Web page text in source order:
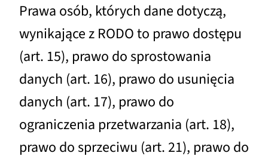
Prawa osób, których dane dotyczą,
wynikające z RODO to prawo dostępu
(art. 15), prawo do sprostowania
danych (art. 16), prawo do usunięcia
danych (art. 17), prawo do
ograniczenia przetwarzania (art. 18),
prawo do sprzeciwu (art. 21), prawo do